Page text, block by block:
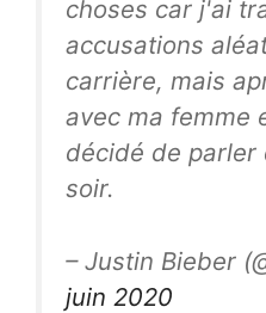
choses car j'ai
accusations
carrière, mais
avec ma femme
décidé de parler
soir.
– Justin Bieber
juin 2020